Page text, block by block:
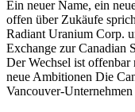
Ein neuer Name, ein
offen über Zukäufe
Radiant Uranium Corp.
Exchange zur Canadian
Der Wechsel ist
neue Ambitionen Die
Vancouver-